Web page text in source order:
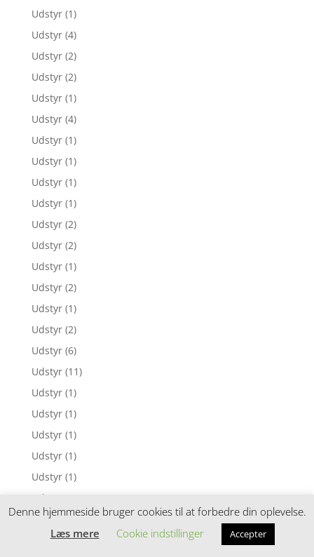
Udstyr (1)
Udstyr (4)
Udstyr (2)
Udstyr (2)
Udstyr (1)
Udstyr (4)
Udstyr (1)
Udstyr (1)
Udstyr (1)
Udstyr (1)
Udstyr (2)
Udstyr (2)
Udstyr (1)
Udstyr (2)
Udstyr (1)
Udstyr (2)
Udstyr (6)
Udstyr (11)
Udstyr (1)
Udstyr (1)
Udstyr (1)
Udstyr (1)
Udstyr (1)
Udstyr
Udstyr (1)
Udstyr (5)
Denne hjemmeside bruger cookies til at forbedre din oplevelse.
Læs mere
Cookie indstillinger Accepter